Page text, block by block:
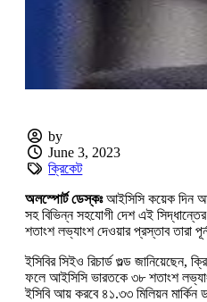
by
June 3, 2023
ক্রিকেট
অলস্পোর্ট ডেস্কঃআইসিসি কয়েক দিন
সহ বিভিন্ন সহযোগী দেশ এই
শতাংশ লভ্যাংশ দেওয়ার প্রস্তাব তারা
ইসিবির সিইও রিচার্ড গুল্ড
ফলে আইসিসি ভারতকে ৩৮ শতাংশ
ইসিবি আয় করবে ৪১.৩৩ মিলিয়ন